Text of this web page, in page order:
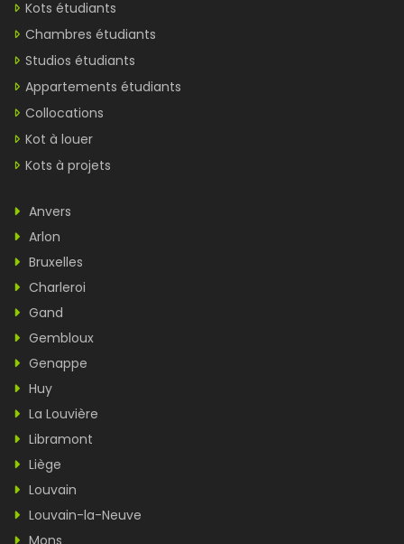
Kots étudiants
Chambres étudiants
Studios étudiants
Appartements étudiants
Collocations
Kot à louer
Kots à projets
Anvers
Arlon
Bruxelles
Charleroi
Gand
Gembloux
Genappe
Huy
La Louvière
Libramont
Liège
Louvain
Louvain-la-Neuve